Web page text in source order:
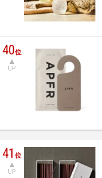
40位
UP
41位
UP